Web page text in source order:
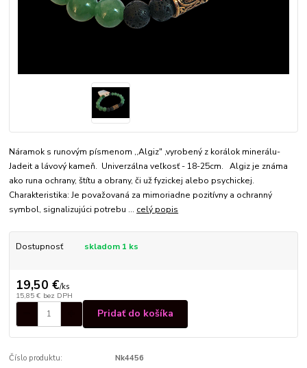
Náramok s runovým písmenom ,,Algiz" ,vyrobený z korálok minerálu-
Jadeit a lávový kameň. Univerzálna veľkosť - 18-25cm. Algiz je známa
ako runa ochrany, štítu a obrany, či už fyzickej alebo psychickej.
Charakteristika: Je považovaná za mimoriadne pozitívny a ochranný
symbol, signalizujúci potrebu ... celý popis
Dostupnosť skladom 1 ks
19,50 €/ks
15,85 € bez DPH
Pridať do košíka
Číslo produktu: Nk4456